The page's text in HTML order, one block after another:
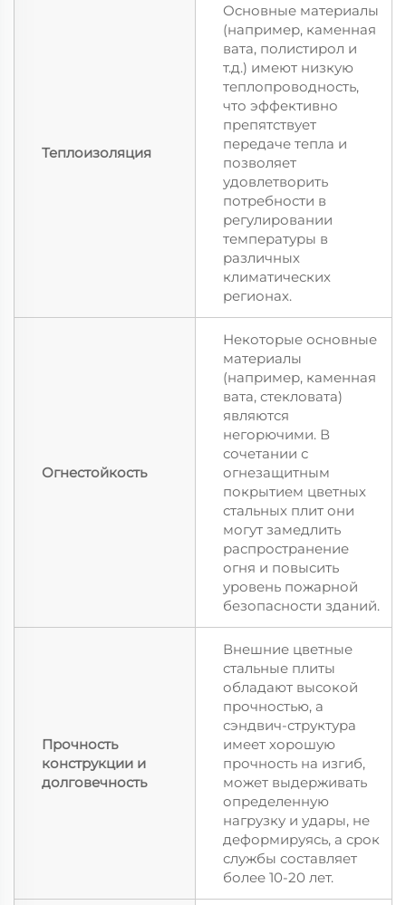
Теплоизоляция
Основные материалы
(например, каменная
вата, полистирол и
т.д.) имеют низкую
теплопроводность,
что эффективно
препятствует
передаче тепла и
позволяет
удовлетворить
потребности в
регулировании
температуры в
различных
климатических
регионах.
Огнестойкость
Некоторые основные
материалы
(например, каменная
вата, стекловата)
являются
негорючими. В
сочетании с
огнезащитным
покрытием цветных
стальных плит они
могут замедлить
распространение
огня и повысить
уровень пожарной
безопасности зданий.
Прочность
конструкции и
долговечность
Внешние цветные
стальные плиты
обладают высокой
прочностью, а
сэндвич-структура
имеет хорошую
прочность на изгиб,
может выдерживать
определенную
нагрузку и удары, не
деформируясь, а срок
службы составляет
более 10-20 лет.